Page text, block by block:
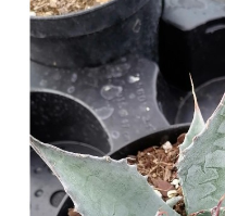
d'exception